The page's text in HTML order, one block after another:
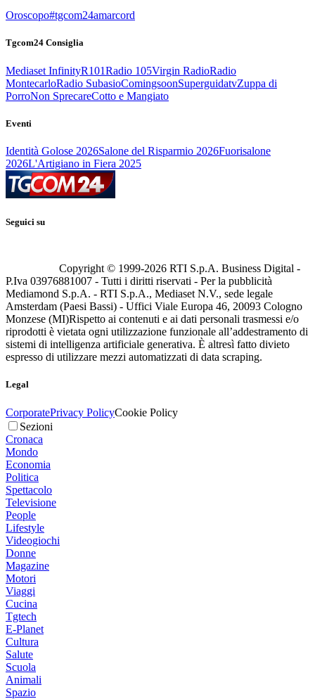
Oroscopo#tgcom24amarcord
Tgcom24 Consiglia
Mediaset InfinityR101Radio 105Virgin RadioRadio
MontecarloRadio SubasioComingsoonSuperguidatvZuppa di
PorroNon SprecareCotto e Mangiato
Eventi
Identità Golose 2026Salone del Risparmio 2026Fuorisalone
2026L'Artigiano in Fiera 2025
Seguici su
Copyright © 1999-2026 RTI S.p.A. Business Digital -
P.Iva 03976881007 - Tutti i diritti riservati - Per la pubblicità
Mediamond S.p.A. - RTI S.p.A., Mediaset N.V., sede legale
Amsterdam (Paesi Bassi) - Uffici Viale Europa 46, 20093 Cologno
Monzese (MI)Rispetto ai contenuti e ai dati personali trasmessi e/o
riprodotti è vietata ogni utilizzazione funzionale all’addestramento di
sistemi di intelligenza artificiale generativa. È altresì fatto divieto
espresso di utilizzare mezzi automatizzati di data scraping.
Legal
CorporatePrivacy PolicyCookie Policy
Sezioni
Cronaca
Mondo
Economia
Politica
Spettacolo
Televisione
People
Lifestyle
Videogiochi
Donne
Magazine
Motori
Viaggi
Cucina
Tgtech
E-Planet
Cultura
Salute
Scuola
Animali
Spazio